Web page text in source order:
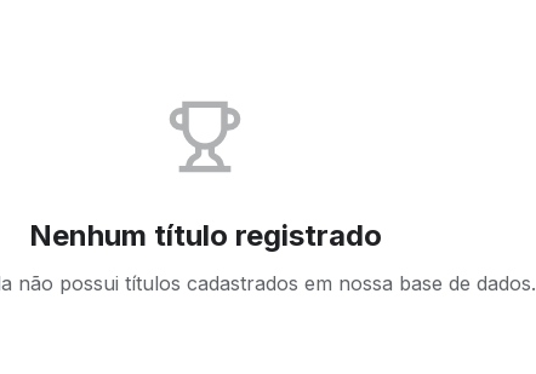
Nenhum título registrado
não possui títulos cadastrados em nossa base de dados.